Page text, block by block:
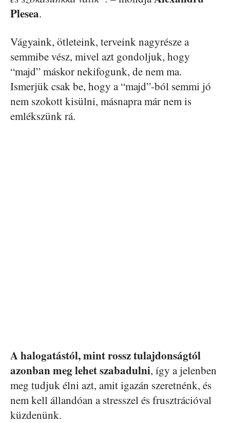
Plesea.
Vágyaink, ötleteink, terveink nagyrésze a
semmibe vész, mivel azt gondoljuk, hogy
“majd” máskor nekifogunk, de nem ma.
Ismerjük csak be, hogy a “majd”-ból semmi jó
nem szokott kisülni, másnapra már nem is
emlékszünk rá.
A halogatástól, mint rossz tulajdonságtól
azonban meg lehet szabadulni, így a jelenben
meg tudjuk élni azt, amit igazán szeretnénk, és
nem kell állandóan a stresszel és frusztrációval
küzdenünk.